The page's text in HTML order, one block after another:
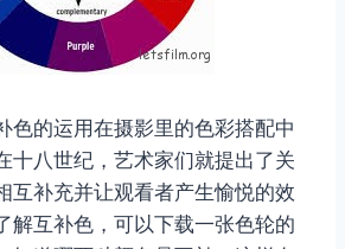
色的运用在摄影里的色彩搭配中
十八世纪，艺术家们就提出了关
互补充并让观看者产生愉悦的效
解互补色，可以下载一张色轮的